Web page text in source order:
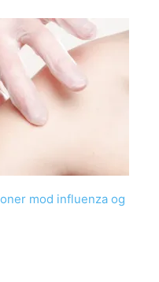
mod influenza og